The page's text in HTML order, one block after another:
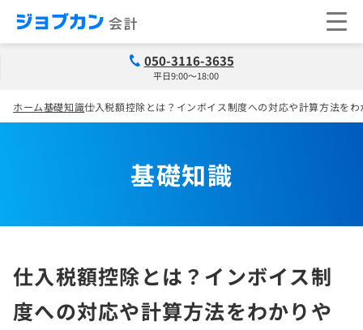
050-3116-3635
平日9:00～18:00
ホーム基礎知識仕入税額控除とは？インボイス制度への対応や計算方法を
基礎知識
仕入税額控除とは？インボイス制
度への対応や計算方法をわかりや